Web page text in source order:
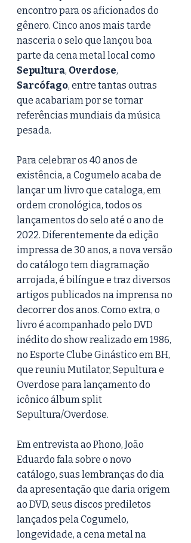
encontro para os aficionados do
gênero. Cinco anos mais tarde
nasceria o selo que lançou boa
parte da cena metal local como
Sepultura, Overdose,
Sarcófago, entre tantas outras
que acabariam por se tornar
referências mundiais da música
pesada.
Para celebrar os 40 anos de
existência, a Cogumelo acaba de
lançar um livro que cataloga, em
ordem cronológica, todos os
lançamentos do selo até o ano de
2022. Diferentemente da edição
impressa de 30 anos, a nova versão
do catálogo tem diagramação
arrojada, é bilíngue e traz diversos
artigos publicados na imprensa no
decorrer dos anos. Como extra, o
livro é acompanhado pelo DVD
inédito do show realizado em 1986,
no Esporte Clube Ginástico em BH,
que reuniu Mutilator, Sepultura e
Overdose para lançamento do
icônico álbum split
Sepultura/Overdose.
Em entrevista ao Phono, João
Eduardo fala sobre o novo
catálogo, suas lembranças do dia
da apresentação que daria origem
ao DVD, seus discos prediletos
lançados pela Cogumelo,
longevidade, a cena metal na